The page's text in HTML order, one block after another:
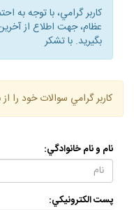
كاربر گرامي، با توجه به
عظام، جهت اطلاع از
بگيريد. با تشكر
كاربر گرامي سوالات خود را
نام و نام خانوادگي:
پست الكترونيكي: